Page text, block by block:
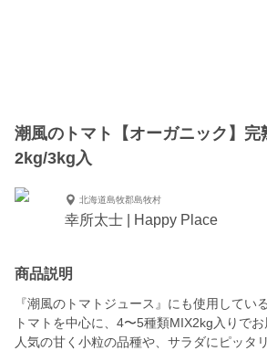
潮風のトマト【オーガニック】完
2kg/3kg入
北海道島牧郡島牧村
幸所太士 | Happy Place
商品説明
『潮風のトマトジュース』にも使用してい
トマトを中心に、4〜5種類MIX2kg入りで
人気の甘く小粒の品種や、サラダにピッタ